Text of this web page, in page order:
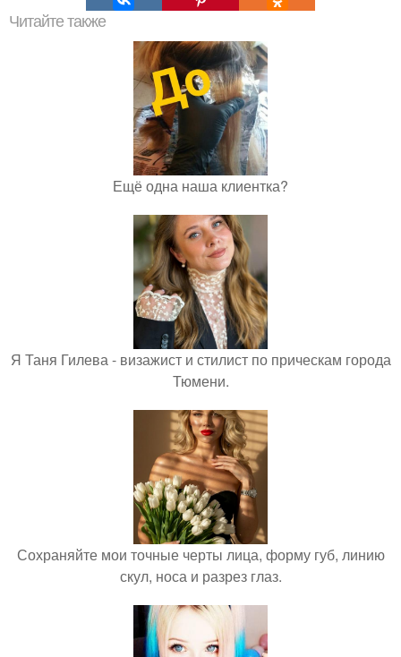
Читайте также
Ещё одна наша клиентка?
Я Таня Гилева - визажист и стилист по прическам города
Тюмени.
Сохраняйте мои точные черты лица, форму губ, линию
скул, носа и разрез глаз.